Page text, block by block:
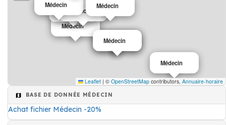
Médecin
Médecin
Médecin
Médecin
Médecin
Médecin Médecin
Leaflet | © OpenStreetMap contributors, Annuaire-horaire
BASE DE DONNÉE MÉDECIN
Achat fichier Médecin -20%